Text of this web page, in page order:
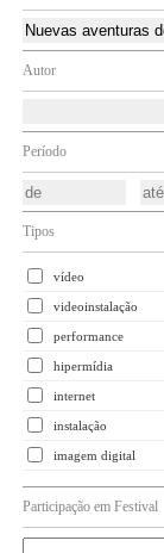
Autor
Período
Tipos
vídeo
videoinstalação
performance
hipermídia
internet
instalação
imagem digital
Participação em Festival